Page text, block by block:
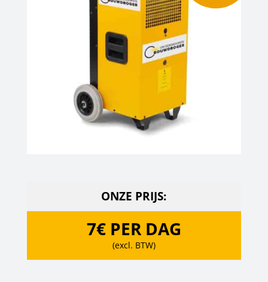
ONZE PRIJS:
7€ PER DAG
(excl. BTW)